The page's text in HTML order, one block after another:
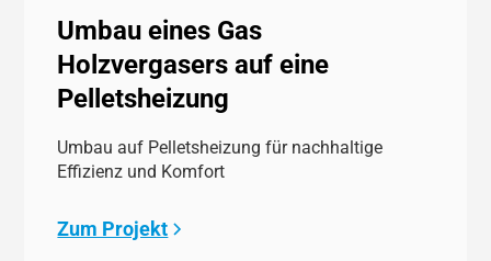
Umbau eines Gas
Holzvergasers auf eine
Pelletsheizung
Umbau auf Pelletsheizung für nachhaltige
Effizienz und Komfort
Zum Projekt